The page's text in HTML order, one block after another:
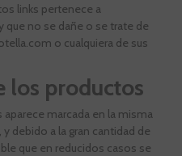
links pertenece a
que no se dañe o se trate de
o cualquiera de sus
los productos
marcada en la misma
debido a la gran cantidad de
que en reducidos casos se